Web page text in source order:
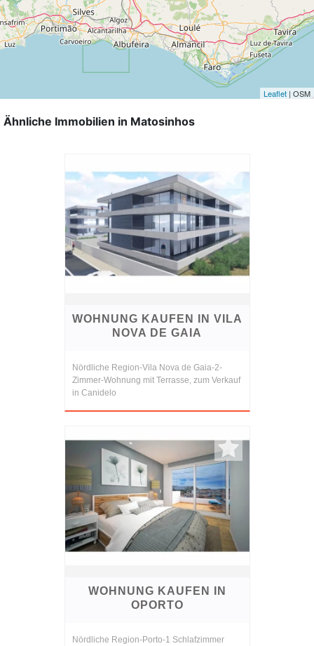
Leaflet | OSM
Ähnliche Immobilien in Matosinhos
WOHNUNG KAUFEN IN VILA
NOVA DE GAIA
Nördliche Region-Vila Nova de Gaia-2-
Zimmer-Wohnung mit Terrasse, zum Verkauf
in Canidelo
WOHNUNG KAUFEN IN
OPORTO
Nördliche Region-Porto-1 Schlafzimmer